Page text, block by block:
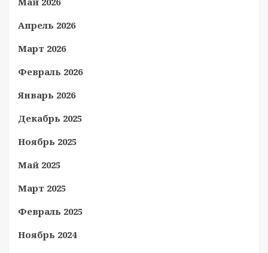
Апрель 2026
Март 2026
Февраль 2026
Январь 2026
Декабрь 2025
Ноябрь 2025
Май 2025
Март 2025
Февраль 2025
Ноябрь 2024